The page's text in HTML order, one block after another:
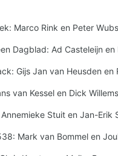
Marco Rink en Peter
Dagblad: Ad Casteleijn
Gijs Jan van Heusden en
van Kessel en Dick
Stuit en Jan-Erik
Mark van Bommel en